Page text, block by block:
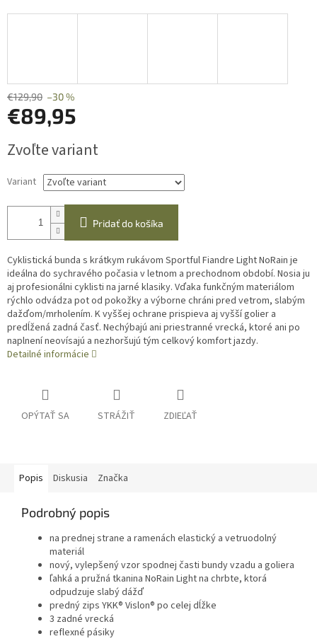
€129,90 –30 %
€89,95
cena:
Zvoľte variant
Variant
Pridať do košíka
Cyklistická bunda s krátkym rukávom Sportful Fiandre Light NoRain je
ideálna do sychravého počasia v letnom a prechodnom období. Nosia ju
aj profesionálni cyklisti na jarné klasiky. Vďaka funkčným materiálom
rýchlo odvádza pot od pokožky a výborne chráni pred vetrom, slabým
dažďom/mrholením. K vyššej ochrane prispieva aj vyšší golier a
predĺžená zadná časť. Nechýbajú ani priestranné vrecká, ktoré ani po
naplnení neovísajú a nezhoršujú tým celkový komfort jazdy.
Detailné informácie
OPÝTAŤ SA STRÁŽIŤ ZDIEĽAŤ
Popis Diskusia Značka
Podrobný popis
na prednej strane a ramenách elastický a vetruodolný
materiál
nový, vylepšený vzor spodnej časti bundy vzadu a goliera
ľahká a pružná tkanina NoRain Light na chrbte, ktorá
odpudzuje slabý dážď
predný zips YKK® Vislon® po celej dĺžke
3 zadné vrecká
reflexné pásiky